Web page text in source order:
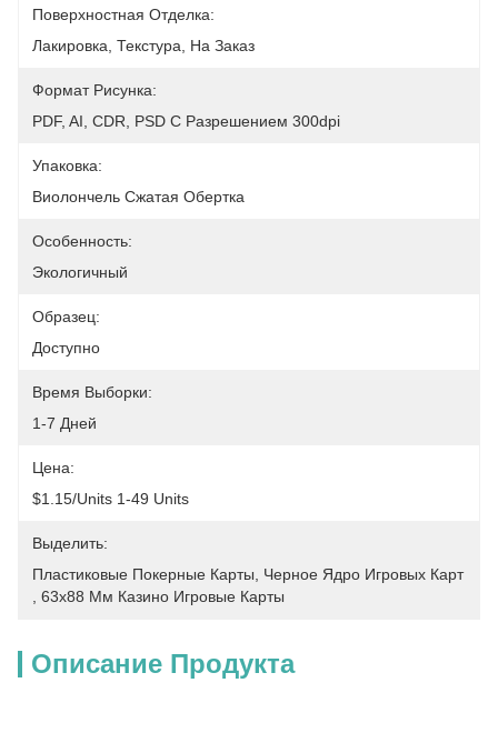
Поверхностная Отделка:
Лакировка, Текстура, На Заказ
Формат Рисунка:
PDF, AI, CDR, PSD С Разрешением 300dpi
Упаковка:
Виолончель Сжатая Обертка
Особенность:
Экологичный
Образец:
Доступно
Время Выборки:
1-7 Дней
Цена:
$1.15/units 1-49 Units
Выделить:
Пластиковые Покерные Карты
Черное Ядро Игровых Карт
63х88 Мм Казино Игровые Карты
Описание Продукта